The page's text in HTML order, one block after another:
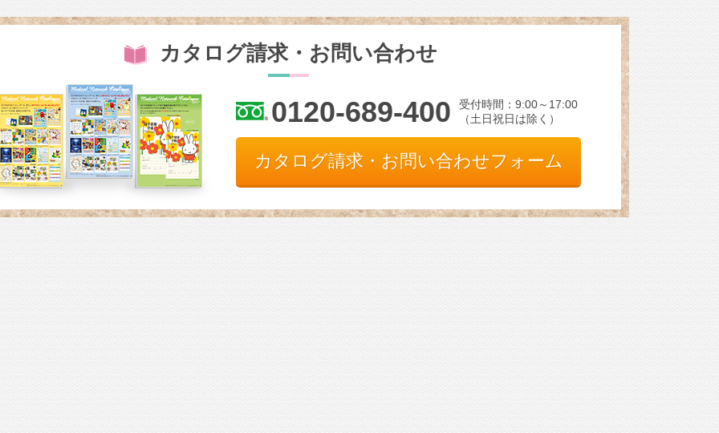
カタログ請求・お問い合わせ
0120-689-400
受付時間：9:00～17:00
（土日祝日は除く）
カタログ請求・お問い合わせフォーム